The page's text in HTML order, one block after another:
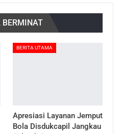
BERMINAT
BERITA UTAMA
Apresiasi Layanan Jemput
Bola Disdukcapil Jangkau